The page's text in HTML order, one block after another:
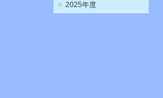
2025年度